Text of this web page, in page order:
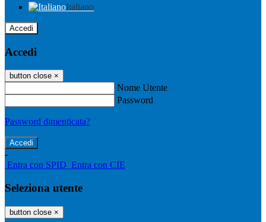
Italiano
Accedi
Accedi
button close ×
Nome Utente
Password
Password dimenticata?
-
Entra con SPID Entra con CIE
Seleziona utente
button close ×